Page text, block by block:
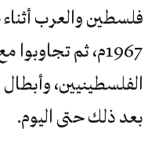
1967م، ثم
الفلسطينيين،
بعد ذلك حتى اليوم.